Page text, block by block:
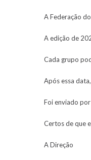
A Federação
A edição de
Cada grupo
Após essa
Foi enviado
Certos de que
A Direção